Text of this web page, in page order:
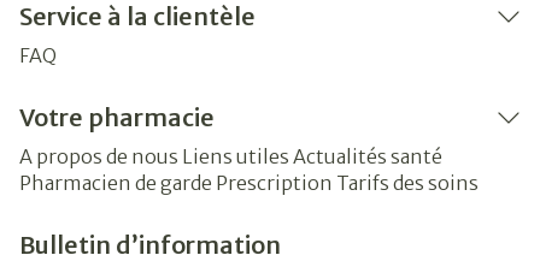
Service à la clientèle
FAQ
Votre pharmacie
A propos de nous Liens utiles Actualités santé
Pharmacien de garde Prescription Tarifs des soins
Bulletin d’information